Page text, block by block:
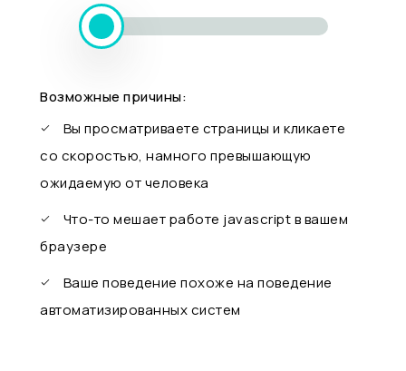
Возможные причины:
Вы просматриваете страницы и кликаете
со скоростью, намного превышающую
ожидаемую от человека
Что-то мешает работе javascript в вашем
браузере
Ваше поведение похоже на поведение
автоматизированных систем